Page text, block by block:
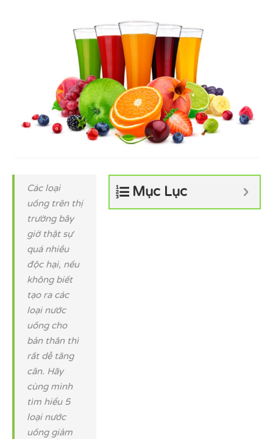
Mục Lục
Các loại
uống trên thị
trường bây
giờ thật sự
quá nhiều
độc hại, nếu
không biết
tạo ra các
loại nước
uống cho
bản thân thì
rất dễ tăng
cân. Hãy
cùng mình
tìm hiểu 5
loại nước
uống giảm